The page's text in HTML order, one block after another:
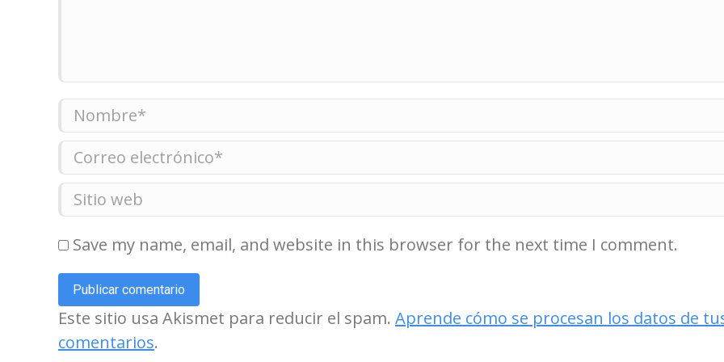
Nombre *
Correo electrónico *
Sitio web
Save my name, email, and website in this browser for the next time I comment.
Publicar comentario
Este sitio usa Akismet para reducir el spam. Aprende cómo se procesan los datos de
comentarios.